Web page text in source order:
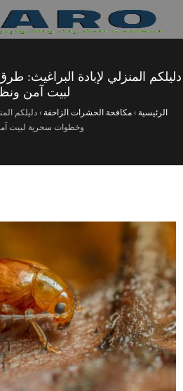
دليلكم المنزلي لإبادة
لبيت آمن
الرئيسية ›مكافحة الحشرات الزاحفة ›دليلكم
وخطوات سحرية لبيت